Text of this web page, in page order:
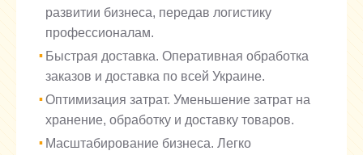
развитии бизнеса, передав логистику
профессионалам.
Быстрая доставка. Оперативная обработка
заказов и доставка по всей Украине.
Оптимизация затрат. Уменьшение затрат на
хранение, обработку и доставку товаров.
Масштабирование бизнеса. Легко